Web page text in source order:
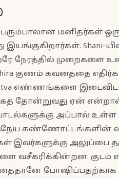
மனிதர்கள்
இயங்குகிறார்கள்.
நேரத்தில் முறைகளை
குணம் கவனத்தை
எண்ணங்களை
தோன்றுவது ஏன்
அப்பால் உள்ள
கண்ணோட்டங்களின்
இவர்களுக்கு அலுப்பை
வசீகரிக்கின்றன.